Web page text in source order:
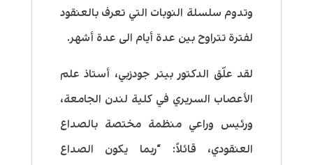
وتدوم سلسلة النوبات التي تعرف بالعنقود
لفترة تتراوح بين عدة أيام الى عدة أشهر.
لقد علّق الدكتور بيتر جودزبي، أستاذ علم
الأعصاب السريري في كلية لندن الجامعة،
ورئيس وراعي منظمة مختصة بالصداع
العنقودي، قائلاً: “ربما يكون الصداع